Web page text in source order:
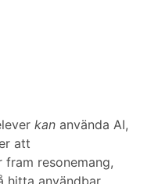
kan använda AI,
att
resonemang,
hitta användbar